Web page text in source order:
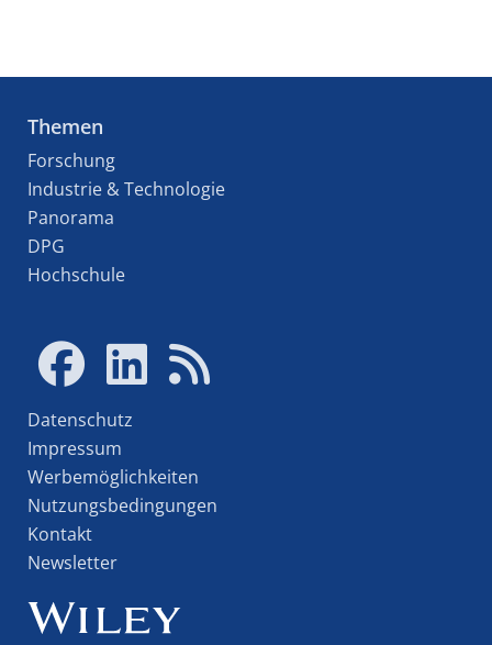
Themen
Forschung
Industrie & Technologie
Panorama
DPG
Hochschule
Datenschutz
Impressum
Werbemöglichkeiten
Nutzungsbedingungen
Kontakt
Newsletter